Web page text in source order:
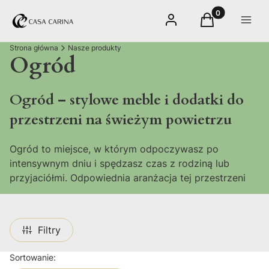
Zaloguj sięProdukty w
Koszyk Menu
Strona główna Nasze produkty
Ogród
Ogród – stylowe meble i dodatki do
przestrzeni na świeżym powietrzu
Ogród to miejsce, w którym odpoczywasz po
intensywnym dniu i spędzasz czas z rodziną lub
przyjaciółmi. Odpowiednia aranżacja tej przestrzeni
pozwala stworzyć komfortową strefę relaksu,
meble ogrodowe i dodatki, które łączą estetykę z
funkcjonalnością, pomagając zaprojektować
Filtry
Lista produktów
Sortowanie: